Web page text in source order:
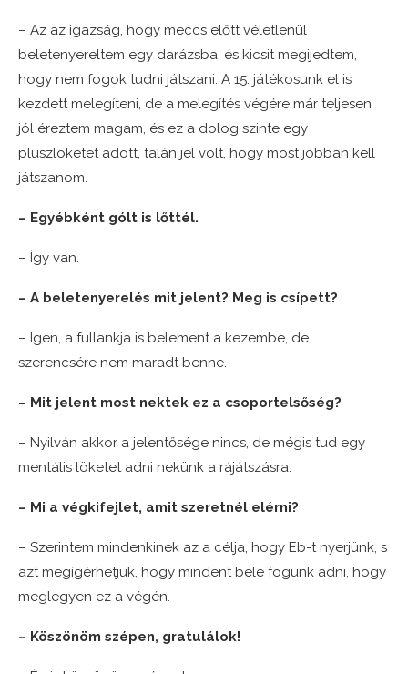
– Az az igazság, hogy meccs előtt véletlenül
beletenyereltem egy darázsba, és kicsit megijedtem,
hogy nem fogok tudni játszani. A 15. játékosunk el is
kezdett melegíteni, de a melegítés végére már teljesen
jól éreztem magam, és ez a dolog szinte egy
pluszlöketet adott, talán jel volt, hogy most jobban kell
játszanom.
– Egyébként gólt is lőttél.
– Így van.
– A beletenyerelés mit jelent? Meg is csípett?
– Igen, a fullankja is belement a kezembe, de
szerencsére nem maradt benne.
– Mit jelent most nektek ez a csoportelsőség?
– Nyilván akkor a jelentősége nincs, de mégis tud egy
mentális löketet adni nekünk a rájátszásra.
– Mi a végkifejlet, amit szeretnél elérni?
– Szerintem mindenkinek az a célja, hogy Eb-t nyerjünk, s
azt megígérhetjük, hogy mindent bele fogunk adni, hogy
meglegyen ez a végén.
– Köszönöm szépen, gratulálok!